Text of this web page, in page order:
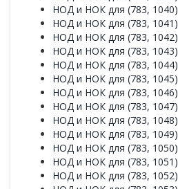
НОД и НОК для (783, 1040)
НОД и НОК для (783, 1041)
НОД и НОК для (783, 1042)
НОД и НОК для (783, 1043)
НОД и НОК для (783, 1044)
НОД и НОК для (783, 1045)
НОД и НОК для (783, 1046)
НОД и НОК для (783, 1047)
НОД и НОК для (783, 1048)
НОД и НОК для (783, 1049)
НОД и НОК для (783, 1050)
НОД и НОК для (783, 1051)
НОД и НОК для (783, 1052)